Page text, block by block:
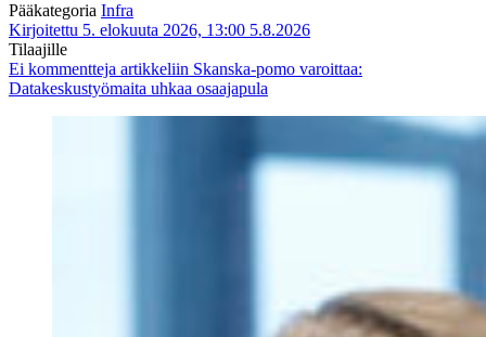
Pääkategoria Infra
Kirjoitettu 5. elokuuta 2026, 13:00 5.8.2026
Tilaajille
Ei kommentteja artikkeliin Skanska-pomo varoittaa:
Datakeskustyömaita uhkaa osaajapula